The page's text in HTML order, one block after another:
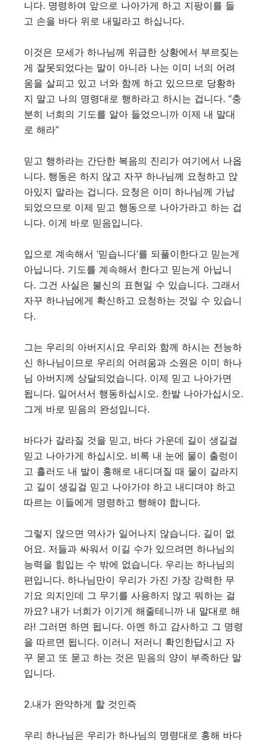
니다. 명령하여 앞으로 나아가게 하고 지팡이를 들
고 손을 바다 위로 내밀라고 하십니다.
이것은 모세가 하나님께 위급한 상황에서 부르짖는
게 잘못되었다는 말이 아니라 나는 이미 너의 어려
움을 살피고 있고 너와 함께 하고 있으므로 당황하
지 말고 나의 명령대로 행하라고 하시는 겁니다. “충
분히 너희의 기도를 알아 들었으니까 이제 내 말대
로 해라”
믿고 행하라는 간단한 복음의 진리가 여기에서 나옵
니다. 행동은 하지 않고 자꾸 하나님께 요청하고 앉
아있지 말라는 겁니다. 요청은 이미 하나님께 가납
되었으므로 이제 믿고 행동으로 나아가라고 하는 겁
니다. 이게 바로 믿음입니다.
입으로 계속해서 ‘믿습니다’를 되풀이한다고 믿는게
아닙니다. 기도를 계속해서 한다고 믿는게 아닙니
다. 그건 사실은 불신의 표현일 수 있습니다. 그래서
자꾸 하나님에게 확신하고 요청하는 것일 수 있습니
다.
그는 우리의 아버지시요 우리와 함께 하시는 전능하
신 하나님이므로 우리의 어려움과 소원은 이미 하나
님 아버지께 상달되었습니다. 이제 믿고 나아가면
됩니다. 일어서서 행동하십시오. 한발 나아가십시오.
그게 바로 믿음의 완성입니다.
바다가 갈라질 것을 믿고, 바다 가운데 길이 생길걸
믿고 나아가게 하십시오. 비록 내 눈에 물이 출렁이
고 흘러도 내 발이 홍해로 내디뎌질 때 물이 갈라지
고 길이 생길걸 믿고 나아가야 하고 내디뎌야 하고
따르는 이들에게 명령하고 행해야 합니다.
그렇지 않으면 역사가 일어나지 않습니다. 길이 없
어요. 저들과 싸워서 이길 수가 있으려면 하나님의
능력을 힘입는 수 밖에 없습니다. 우리는 하나님의
편입니다. 하나님만이 우리가 가진 가장 강력한 무
기요 의지인데 그 무기를 사용하지 않고 뭐하는 걸
까요? 내가 너희가 이기게 해줄테니까 내 말대로 해
라! 그러면 하면 됩니다. 아멘 하고 감사하고 그 명령
을 따르면 됩니다. 이러니 저러니 확인한답시고 자
꾸 묻고 또 묻고 하는 것은 믿음의 양이 부족하단 말
입니다.
2.내가 완악하게 할 것인즉
우리 하나님은 우리가 하나님의 명령대로 홍해 바다